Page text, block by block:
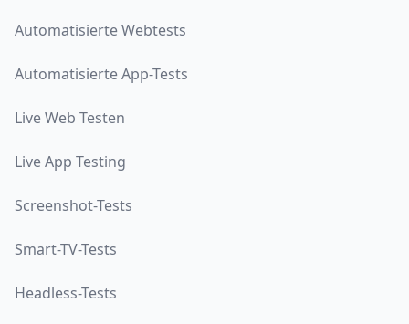
Automatisierte Webtests
Automatisierte App-Tests
Live Web Testen
Live App Testing
Screenshot-Tests
Smart-TV-Tests
Headless-Tests